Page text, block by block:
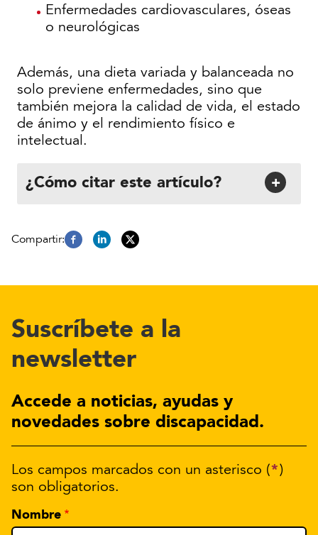
Enfermedades cardiovasculares, óseas
o neurológicas
Además, una dieta variada y balanceada no
solo previene enfermedades, sino que
también mejora la calidad de vida, el estado
de ánimo y el rendimiento físico e
intelectual.
¿Cómo citar este artículo? +
Suscríbete a la
newsletter
Accede a noticias, ayudas y
novedades sobre discapacidad.
Los campos marcados con un asterisco (*)
son obligatorios.
Nombre